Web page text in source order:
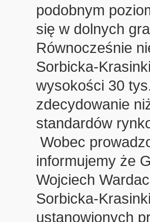
podobnym
się w dolnych
Równocześnie
Sorbicka-
wysokości 30
zdecydowanie
standardów
Wobec
informujemy że
Wojciech
Sorbicka-
ustanowionych